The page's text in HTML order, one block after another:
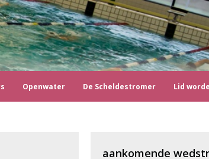
Openwater De Scheldestromer Lid
aankomende